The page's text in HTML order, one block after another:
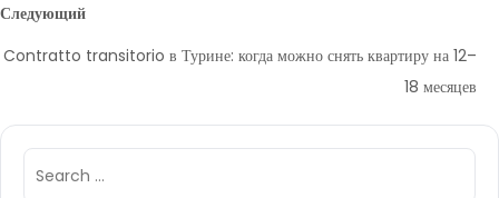
Следующий
Contratto transitorio в Турине: когда можно снять квартиру на 12–
18 месяцев